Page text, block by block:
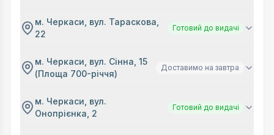
м. Черкаси, вул. Тараскова,
22
Готовий до видачі
м. Черкаси, вул. Сінна, 15
(Площа 700-річчя)
Доставимо на завтра
м. Черкаси, вул.
Онопрієнка, 2
Готовий до видачі